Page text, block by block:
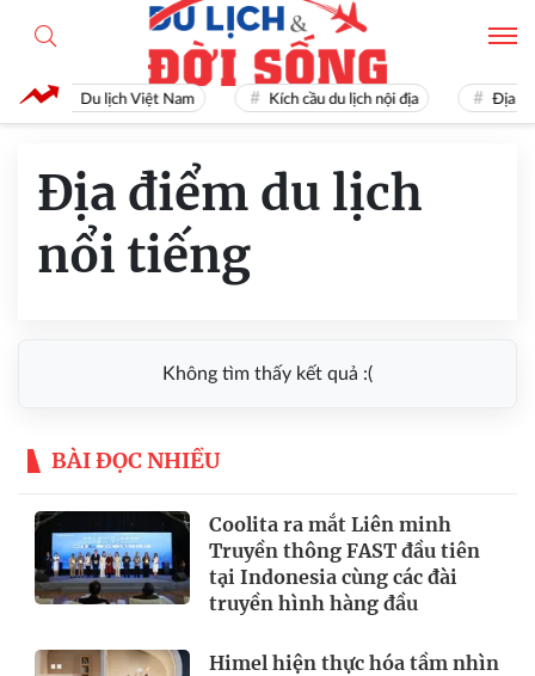
Du lịch Việt Nam Kích cầu du lịch nội địa Địa
Địa điểm du lịch
nổi tiếng
Không tìm thấy kết quả :(
BÀI ĐỌC NHIỀU
Coolita ra mắt Liên minh
Truyền thông FAST đầu tiên
tại Indonesia cùng các đài
truyền hình hàng đầu
Himel hiện thực hóa tầm nhìn